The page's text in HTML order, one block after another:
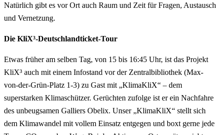
Natürlich gibt es vor Ort auch Raum und Zeit für Fragen, Austausch
und Vernetzung.
Die KliX³-Deutschlandticket-Tour
Etwas früher am selben Tag, von 15 bis 16:45 Uhr, ist das Projekt
KliX³ auch mit einem Infostand vor der Zentralbibliothek (Max-
von-der-Grün-Platz 1-3) zu Gast mit „KlimaKliX“ – dem
superstarken Klimaschützer. Gerüchten zufolge ist er ein Nachfahre
des unbeugsamen Galliers Obelix. Unser „KlimaKliX“ stellt sich
dem Klimawandel mit vollem Einsatz entgegen und boxt gerne jede